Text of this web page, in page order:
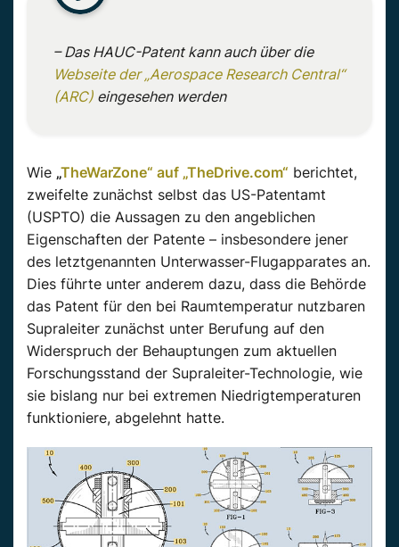
– Das HAUC-Patent kann auch über die
Webseite der „Aerospace Research Central“
(ARC) eingesehen werden
Wie „TheWarZone“ auf „TheDrive.com“ berichtet,
zweifelte zunächst selbst das US-Patentamt
(USPTO) die Aussagen zu den angeblichen
Eigenschaften der Patente – insbesondere jener
des letztgenannten Unterwasser-Flugapparates an.
Dies führte unter anderem dazu, dass die Behörde
das Patent für den bei Raumtemperatur nutzbaren
Supraleiter zunächst unter Berufung auf den
Widerspruch der Behauptungen zum aktuellen
Forschungsstand der Supraleiter-Technologie, wie
sie bislang nur bei extremen Niedrigtemperaturen
funktioniere, abgelehnt hatte.